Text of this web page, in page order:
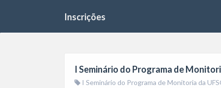
Inscrições
I Seminário do Programa de
I Seminário do Programa de Monitoria da